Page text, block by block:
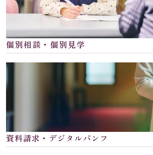
個別相談・個別見学
資料請求・デジタルパンフ